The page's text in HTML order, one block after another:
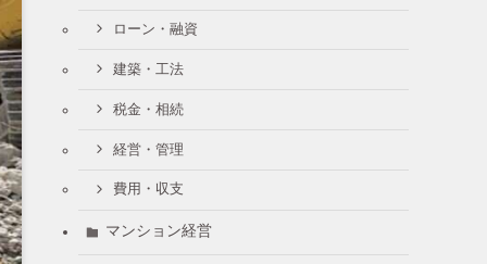
ローン・融資
建築・工法
税金・相続
経営・管理
費用・収支
マンション経営